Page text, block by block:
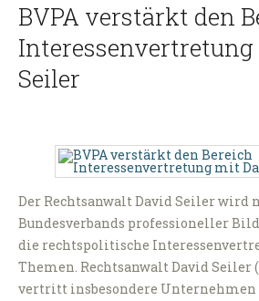
BVPA verstärkt den
Seiler
Der Rechtsanwalt David Seiler wird
Bundesverbands professioneller
die rechtspolitische
Themen. Rechtsanwalt David Seiler
vertritt insbesondere Unternehmen